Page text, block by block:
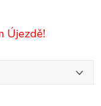
Újezdě!